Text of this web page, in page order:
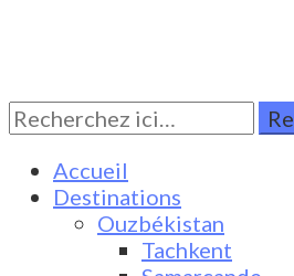
Turkestan Travel
Discover Central Asia
Rechercher:
Accueil
Destinations
Ouzbékistan
Tachkent